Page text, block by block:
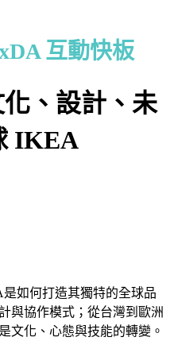
互動快板
、設計、未
IKEA
如何打造其獨特的全球品
與協作模式；從台灣到歐洲
文化、心態與技能的轉變。